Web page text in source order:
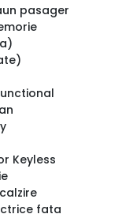
pasager
Keyless
fata